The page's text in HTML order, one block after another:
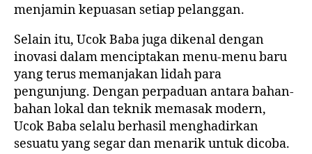
menjamin kepuasan setiap pelanggan.
Selain itu, Ucok Baba juga dikenal dengan
inovasi dalam menciptakan menu-menu baru
yang terus memanjakan lidah para
pengunjung. Dengan perpaduan antara bahan-
bahan lokal dan teknik memasak modern,
Ucok Baba selalu berhasil menghadirkan
sesuatu yang segar dan menarik untuk dicoba.